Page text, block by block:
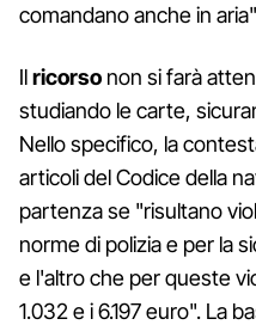
comandano anche in
Ilricorso non si farà
studiando le carte,
Nello specifico, la
articoli del Codice della
partenza se "risultano
norme di polizia e per la
e l'altro che per queste
1.032 e i 6.197 euro". La